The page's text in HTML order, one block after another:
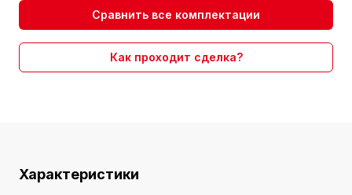
Сравнить все комплектации
Как проходит сделка?
Характеристики